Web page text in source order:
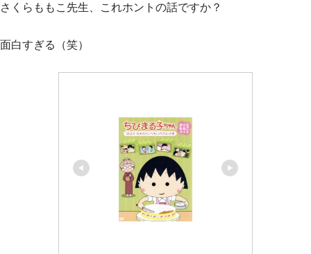
さくらももこ先生、これホントの話ですか？
面白すぎる（笑）